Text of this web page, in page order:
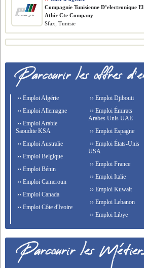
Compagnie Tunisienne D’electronique El
Athir Cte Company
Sfax, Tunisie
›› Emploi Algérie
›› Emploi Allemagne
›› Emploi Arabie
Saoudite KSA
›› Emploi Australie
›› Emploi Belgique
›› Emploi Bénin
›› Emploi Cameroun
›› Emploi Canada
›› Emploi Côte d'Ivoire
›› Emploi Djibouti
›› Emploi Émirats
Arabes Unis UAE
›› Emploi Espagne
›› Emploi États-Unis
USA
›› Emploi France
›› Emploi Italie
›› Emploi Kuwait
›› Emploi Lebanon
›› Emploi Libye